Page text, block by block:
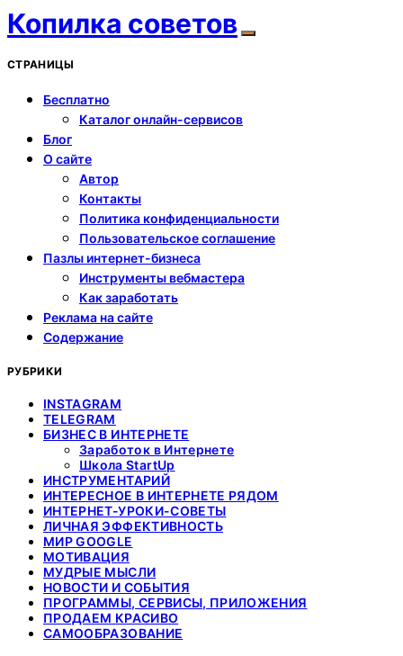
Копилка советов
СТРАНИЦЫ
Бесплатно
Каталог онлайн-сервисов
Блог
О сайте
Автор
Контакты
Политика конфиденциальности
Пользовательское соглашение
Пазлы интернет-бизнеса
Инструменты вебмастера
Как заработать
Реклама на сайте
Содержание
РУБРИКИ
INSTAGRAM
TELEGRAM
БИЗНЕС В ИНТЕРНЕТЕ
Заработок в Интернете
Школа StartUp
ИНСТРУМЕНТАРИЙ
ИНТЕРЕСНОЕ В ИНТЕРНЕТЕ РЯДОМ
ИНТЕРНЕТ-УРОКИ-СОВЕТЫ
ЛИЧНАЯ ЭФФЕКТИВНОСТЬ
МИР GOOGLE
МОТИВАЦИЯ
МУДРЫЕ МЫСЛИ
НОВОСТИ И СОБЫТИЯ
ПРОГРАММЫ, СЕРВИСЫ, ПРИЛОЖЕНИЯ
ПРОДАЕМ КРАСИВО
САМООБРАЗОВАНИЕ